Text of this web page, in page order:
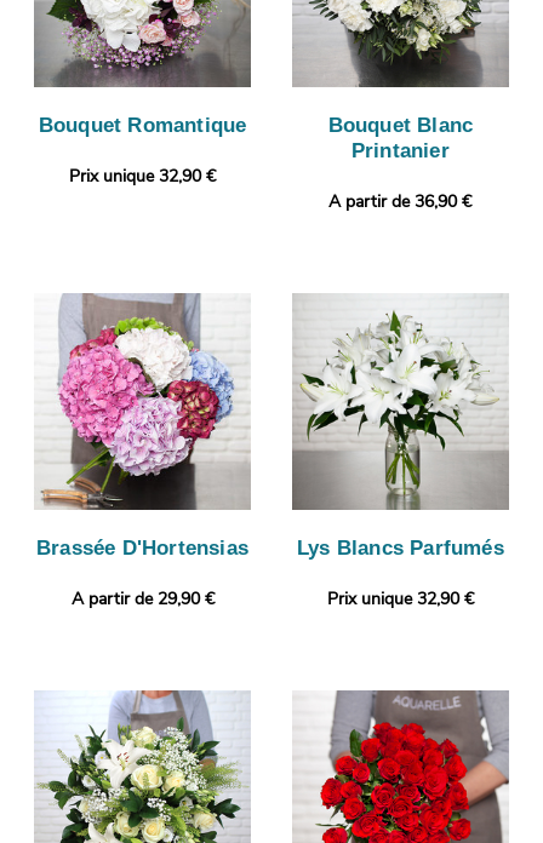
Bouquet Romantique
Prix unique 32,90 €
Bouquet Blanc
Printanier
A partir de 36,90 €
Brassée D'Hortensias
A partir de 29,90 €
Lys Blancs Parfumés
Prix unique 32,90 €